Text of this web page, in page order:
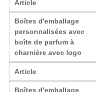
Article
Boîtes d'emballage
personnalisées avec
boîte de parfum à
charnière avec logo
Article
Boîtes d'emballage